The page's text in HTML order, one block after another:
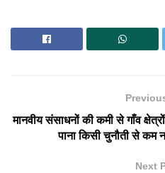
मानवीय संसाधनों की कमी से गाँव
पाना किसी चुनौती से कम
Next